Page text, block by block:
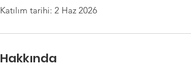
Katılım tarihi: 2 Haz 2026
Hakkında